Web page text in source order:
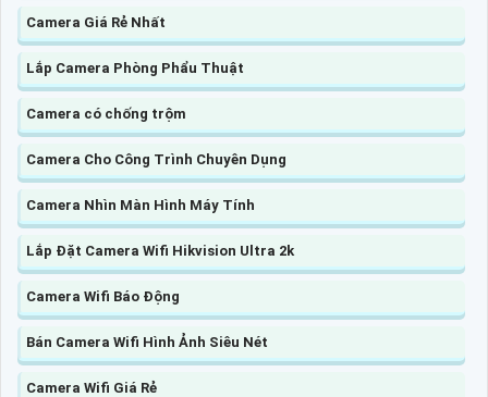
Camera Giá Rẻ Nhất
Lắp Camera Phòng Phẩu Thuật
Camera có chống trộm
Camera Cho Công Trình Chuyên Dụng
Camera Nhìn Màn Hình Máy Tính
Lắp Đặt Camera Wifi Hikvision Ultra 2k
Camera Wifi Báo Động
Bán Camera Wifi Hình Ảnh Siêu Nét
Camera Wifi Giá Rẻ